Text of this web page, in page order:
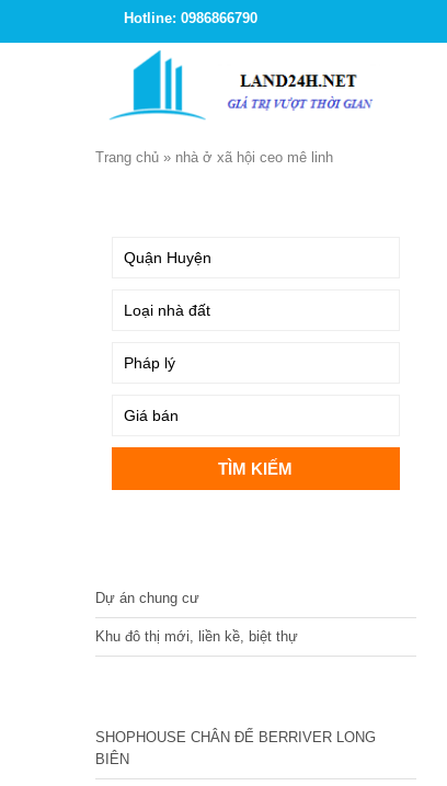
Hotline: 0986866790
Trang chủ » nhà ở xã hội ceo mê linh
Dự án chung cư
Khu đô thị mới, liền kề, biệt thự
SHOPHOUSE CHÂN ĐẾ BERRIVER LONG
BIÊN